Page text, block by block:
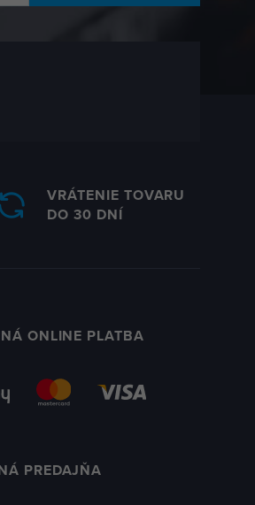
VRÁTENIE TOVARU
DO 30 DNÍ
ONLINE PLATBA
PREDAJŇA